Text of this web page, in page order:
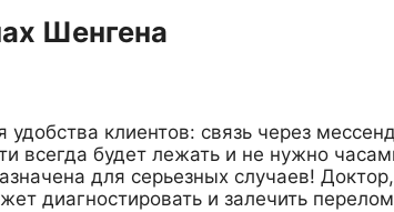
Шенгена
клиентов: связь через
всегда будет лежать и не нужно
для серьезных случаев!
диагностировать и залечить